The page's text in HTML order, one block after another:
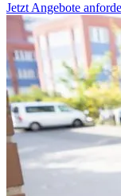
Jetzt Angebote